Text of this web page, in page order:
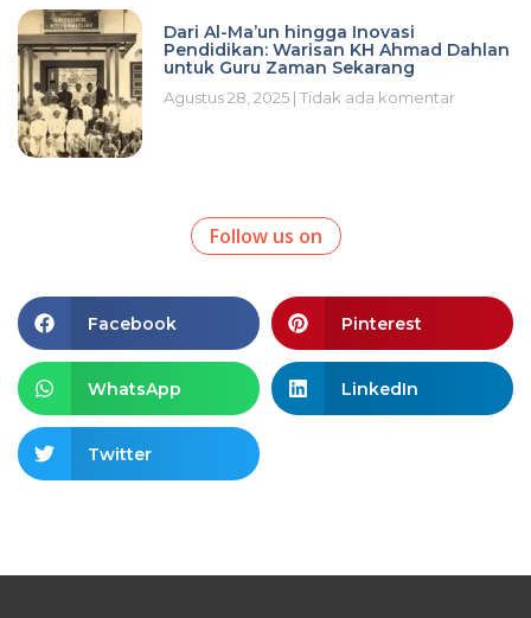
Dari Al-Ma’un hingga Inovasi
Pendidikan: Warisan KH Ahmad Dahlan
untuk Guru Zaman Sekarang
Agustus 28, 2025 Tidak ada komentar
Follow us on
Facebook Pinterest
WhatsApp LinkedIn
Twitter